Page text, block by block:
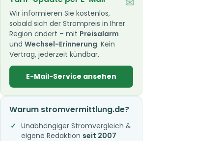
Wir informieren Sie kostenlos,
sobald sich der Strompreis in Ihrer
Region ändert – mit Preisalarm
und Wechsel-Erinnerung. Kein
Vertrag, jederzeit kündbar.
E-Mail-Service ansehen
Warum stromvermittlung.de?
Unabhängiger Stromvergleich &
eigene Redaktion seit 2007